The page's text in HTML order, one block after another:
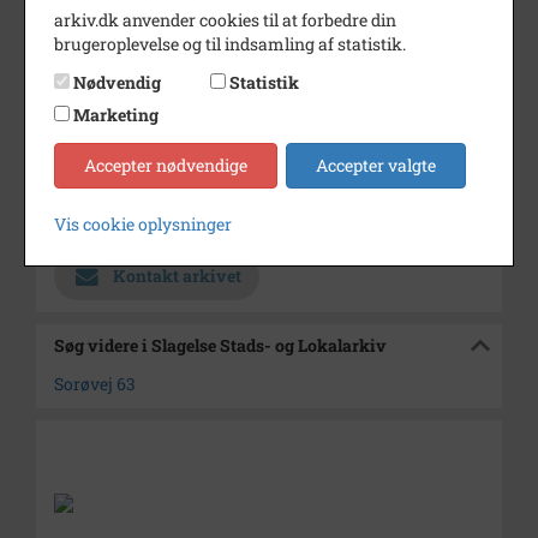
Mikkels ls.
Periode
1960 - 1969
Dateringsnote
Usikker datering
Fotograf
Ukendt
Se på kort
Arkiv
Kontakt arkivet
Søg videre i Slagelse Stads- og Lokalarkiv
Sorøvej 63
arkiv.dk anvender cookies til at forbedre din
brugeroplevelse og til indsamling af statistik.
Nødvendig
Statistik
Marketing
Accepter nødvendige Accepter valgte
Vis cookie oplysninger